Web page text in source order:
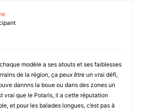
modèle a ses atouts et ses faiblesses
de la région, ça peux être un vrai défi,
dannns la boue ou dans des zones un
vrai que le Polaris, il a cette réputation
et pour les balades longues, c’est pas à